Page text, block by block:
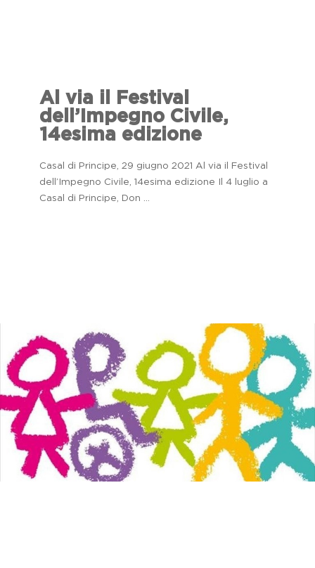
Al via il Festival
dell’Impegno Civile,
14esima edizione
Casal di Principe, 29 giugno 2021 Al via il Festival
dell’Impegno Civile, 14esima edizione Il 4 luglio a
Casal di Principe, Don ...